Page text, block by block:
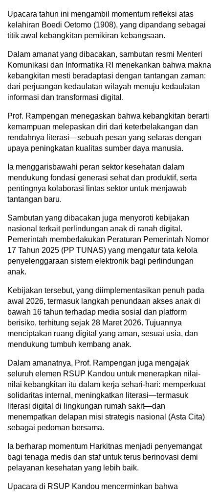
Upacara tahun ini mengambil momentum refleksi atas
kelahiran Boedi Oetomo (1908), yang dipandang sebagai
titik awal kebangkitan pemikiran kebangsaan.
Dalam amanat yang dibacakan, sambutan resmi Menteri
Komunikasi dan Informatika RI menekankan bahwa makna
kebangkitan mesti beradaptasi dengan tantangan zaman:
dari perjuangan kedaulatan wilayah menuju kedaulatan
informasi dan transformasi digital.
Prof. Rampengan menegaskan bahwa kebangkitan berarti
kemampuan melepaskan diri dari keterbelakangan dan
rendahnya literasi—sebuah pesan yang selaras dengan
upaya peningkatan kualitas sumber daya manusia.
Ia menggarisbawahi peran sektor kesehatan dalam
mendukung fondasi generasi sehat dan produktif, serta
pentingnya kolaborasi lintas sektor untuk menjawab
tantangan baru.
Sambutan yang dibacakan juga menyoroti kebijakan
nasional terkait perlindungan anak di ranah digital.
Pemerintah memberlakukan Peraturan Pemerintah Nomor
17 Tahun 2025 (PP TUNAS) yang mengatur tata kelola
penyelenggaraan sistem elektronik bagi perlindungan
anak.
Kebijakan tersebut, yang diimplementasikan penuh pada
awal 2026, termasuk langkah penundaan akses anak di
bawah 16 tahun terhadap media sosial dan platform
berisiko, terhitung sejak 28 Maret 2026. Tujuannya
menciptakan ruang digital yang aman, sesuai usia, dan
mendukung tumbuh kembang anak.
Dalam amanatnya, Prof. Rampengan juga mengajak
seluruh elemen RSUP Kandou untuk menerapkan nilai-
nilai kebangkitan itu dalam kerja sehari-hari: memperkuat
solidaritas internal, meningkatkan literasi—termasuk
literasi digital di lingkungan rumah sakit—dan
menempatkan delapan misi strategis nasional (Asta Cita)
sebagai pedoman bersama.
Ia berharap momentum Harkitnas menjadi penyemangat
bagi tenaga medis dan staf untuk terus berinovasi demi
pelayanan kesehatan yang lebih baik.
Upacara di RSUP Kandou mencerminkan bahwa